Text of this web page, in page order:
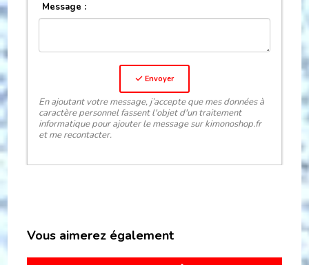
Message :
Envoyer
En ajoutant votre message, j’accepte que mes données à
caractère personnel fassent l'objet d'un traitement
informatique pour ajouter le message sur kimonoshop.fr
et me recontacter.
Vous aimerez également